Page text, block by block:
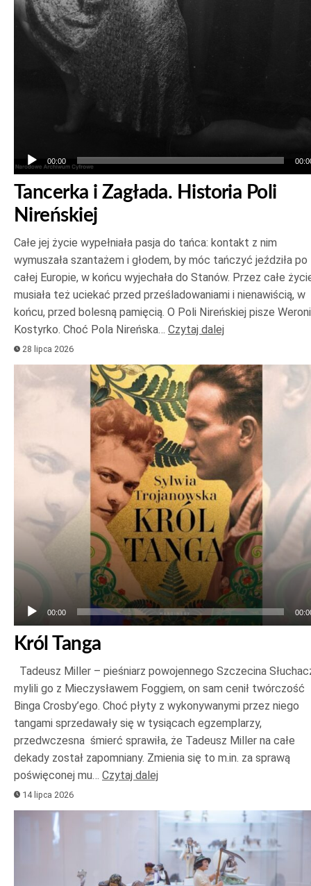
00:00
Tancerka i Zagłada. Historia Poli
Nireńskiej
Całe jej życie wypełniała pasja do tańca: kontakt z nim
wymuszała szantażem i głodem, by móc tańczyć jeździła po
całej Europie, w końcu wyjechała do Stanów. Przez całe
musiała też uciekać przed prześladowaniami i nienawiścią, w
końcu, przed bolesną pamięcią. O Poli Nireńskiej pisze
Kostyrko. Choć Pola Nireńska… Czytaj dalej
28 lipca 2026
plików
00:00
Król Tanga
Tadeusz Miller – pieśniarz powojennego Szczecina
mylili go z Mieczysławem Foggiem, on sam cenił twórczość
Binga Crosby’ego. Choć płyty z wykonywanymi przez niego
tangami sprzedawały się w tysiącach egzemplarzy,
przedwczesna śmierć sprawiła, że Tadeusz Miller na całe
dekady został zapomniany. Zmienia się to m.in. za sprawą
poświęconej mu… Czytaj dalej
14 lipca 2026
Odtwarzacz